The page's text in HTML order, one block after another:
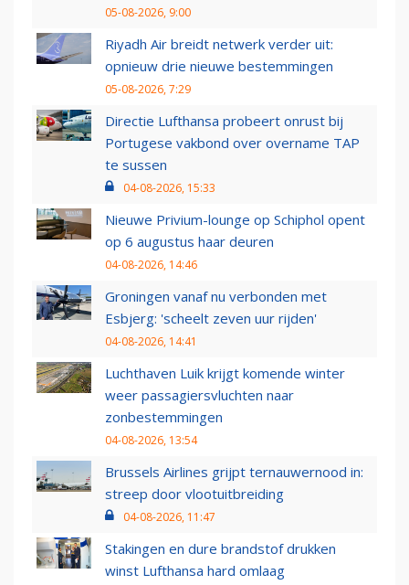
05-08-2026, 9:00
Riyadh Air breidt netwerk verder uit:
opnieuw drie nieuwe bestemmingen
05-08-2026, 7:29
Directie Lufthansa probeert onrust bij
Portugese vakbond over overname TAP
te sussen
04-08-2026, 15:33
Nieuwe Privium-lounge op Schiphol opent
op 6 augustus haar deuren
04-08-2026, 14:46
Groningen vanaf nu verbonden met
Esbjerg: 'scheelt zeven uur rijden'
04-08-2026, 14:41
Luchthaven Luik krijgt komende winter
weer passagiersvluchten naar
zonbestemmingen
04-08-2026, 13:54
Brussels Airlines grijpt ternauwernood in:
streep door vlootuitbreiding
04-08-2026, 11:47
Stakingen en dure brandstof drukken
winst Lufthansa hard omlaag